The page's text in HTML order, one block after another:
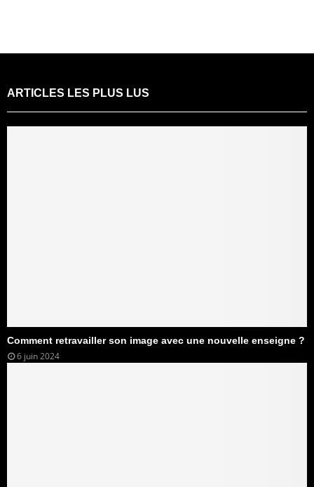
ARTICLES LES PLUS LUS
Comment retravailler son image avec une nouvelle enseigne ?
6 juin 2024